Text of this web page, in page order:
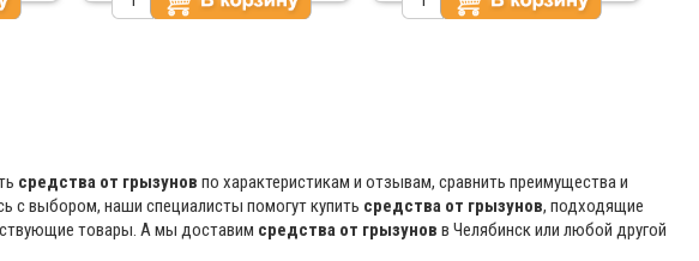
средства от грызунов по характеристикам и отзывам, сравнить преимущества и
с выбором, наши специалисты помогут купить средства от грызунов, подходящие
товары. А мы доставим средства от грызунов в Челябинск или любой другой